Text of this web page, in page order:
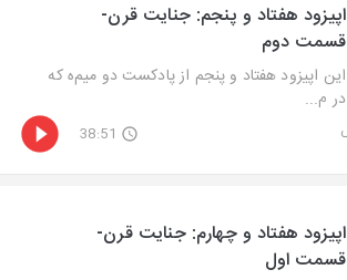
اپیزود هفتاد و پنجم: جنایت قرن-
قسمت دوم
این اپیزود هفتاد و پنجم از پادکست دو میم‌ه که
در م...
38:51
اپیزود هفتاد و چهارم: جنایت قرن-
قسمت اول